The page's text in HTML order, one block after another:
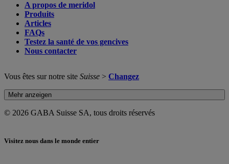
A propos de meridol
Produits
Articles
FAQs
Testez la santé de vos gencives
Nous contacter
Vous êtes sur notre site Suisse > Changez
Mehr anzeigen
© 2026 GABA Suisse SA, tous droits réservés
Visitez nous dans le monde entier